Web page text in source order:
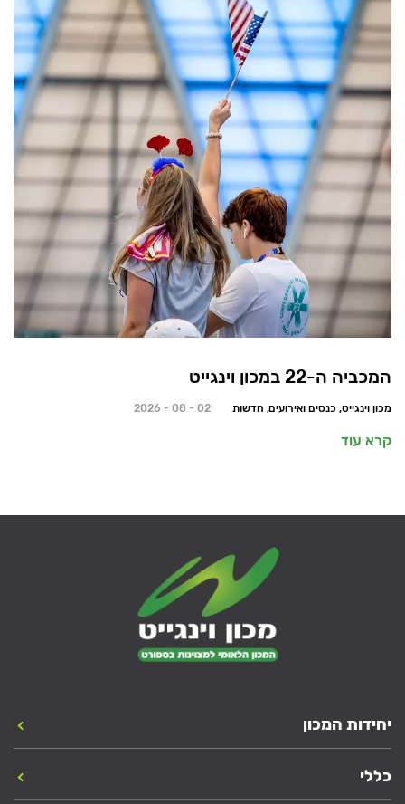
המכביה ה-22 במכון וינגייט
מכון וינגייט, כנסים ואירועים, חדשות 02 - 08 - 2026
קרא עוד
יחידות המכון
כללי